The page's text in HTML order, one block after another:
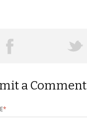
a Comment
*